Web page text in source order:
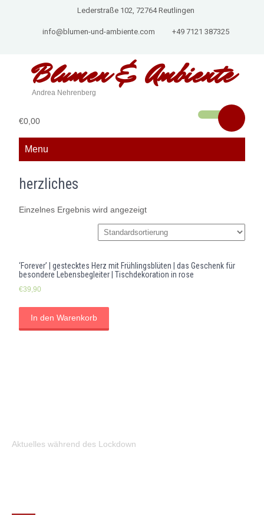
Lederstraße 102, 72764 Reutlingen
info@blumen-und-ambiente.com +49 7121 387325
Blumen &Ambiente
Andrea Nehrenberg
€0,00
Menu
herzliches
Einzelnes Ergebnis wird angezeigt
‘Forever’ | gestecktes Herz mit Frühlingsblüten | das Geschenk für
besondere Lebensbegleiter | Tischdekoration in rose
€39,90
In den Warenkorb
Aktuelles während des Lockdown